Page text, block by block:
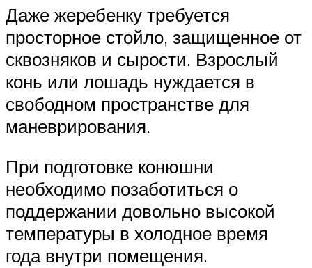
Даже жеребенку требуется
просторное стойло, защищенное от
сквозняков и сырости. Взрослый
конь или лошадь нуждается в
свободном пространстве для
маневрирования.
При подготовке конюшни
необходимо позаботиться о
поддержании довольно высокой
температуры в холодное время
года внутри помещения.